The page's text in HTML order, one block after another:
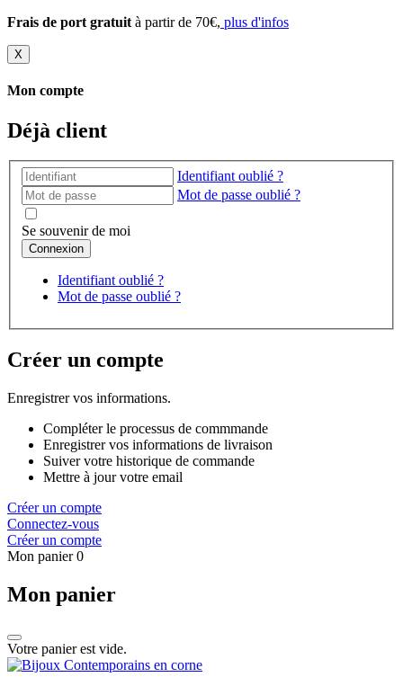
Frais de port gratuit à partir de 70€, plus d'infos
X
Mon compte
Déjà client
Identifiant oublié ?
Mot de passe oublié ?
Se souvenir de moi
Identifiant oublié ?
Mot de passe oublié ?
Créer un compte
Enregistrer vos informations.
Compléter le processus de commmande
Enregistrer vos informations de livraison
Suiver votre historique de commande
Mettre à jour votre email
Créer un compte
Connectez-vous
Créer un compte
Mon panier 0
Mon panier
Votre panier est vide.